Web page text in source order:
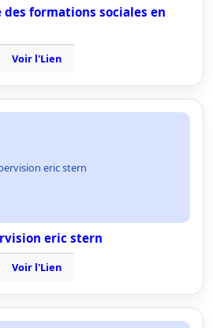
formations sociales en
Voir l'Lien
eric stern
eric stern
Voir l'Lien